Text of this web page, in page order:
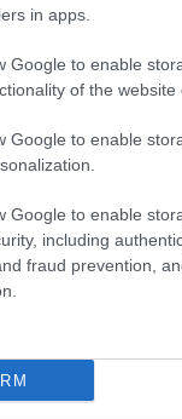
in apps.
Google to enable
of the website
Google to enable
Google to enable
including
fraud prevention,
dopo la
nei project
2026